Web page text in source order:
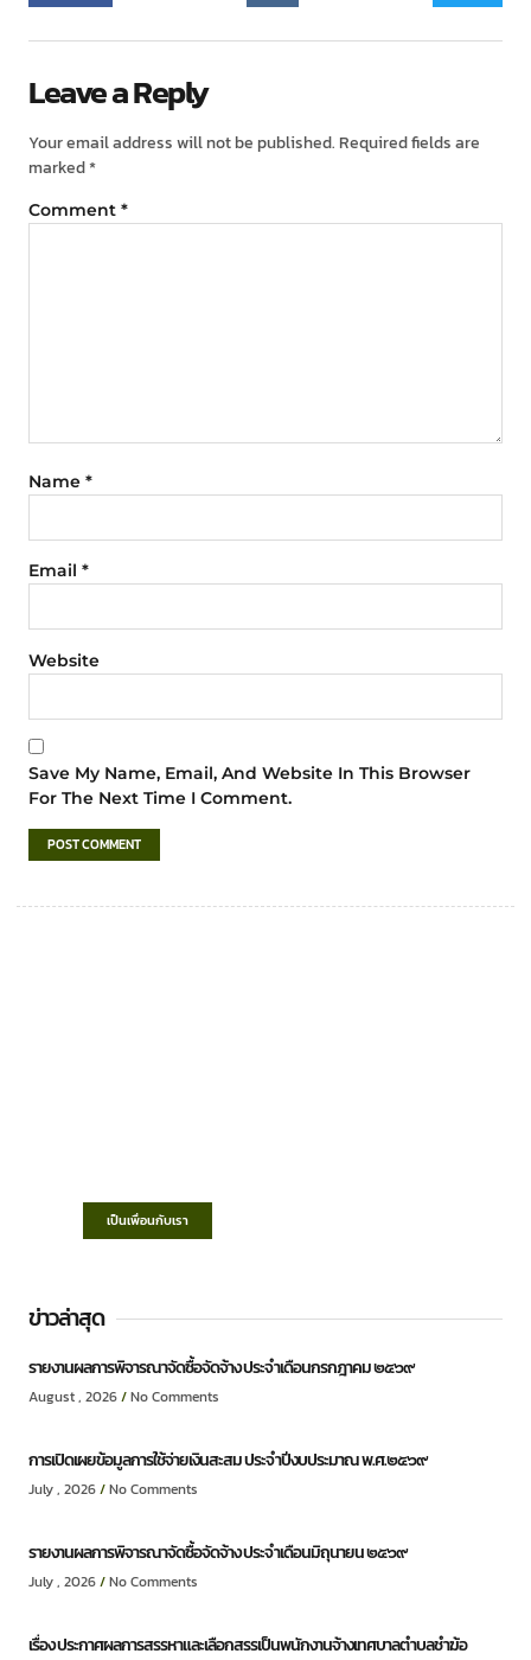
Leave a Reply
Your email address will not be published. Required fields are
marked*
Comment *
Name *
Email *
Website
Save My Name, Email, And Website In This Browser
For The Next Time I Comment.
เป็นเพื่อนกับเรา
ข่าวล่าสุด
รายงานผลการพิจารณาจัดซื้อจัดจ้าง ประจำเดือนกรกฎาคม ๒๕๖๙
August , 2026 No Comments
การเปิดเผยข้อมูลการใช้จ่ายเงินสะสม ประจำปีงบประมาณ พ.ศ.๒๕๖๙
July , 2026 No Comments
รายงานผลการพิจารณาจัดซื้อจัดจ้าง ประจำเดือนมิถุนายน ๒๕๖๙
July , 2026 No Comments
เรื่อง ประกาศผลการสรรหาและเลือกสรรเป็นพนักงานจ้างเทศบาลตำบลชำฆ้อ